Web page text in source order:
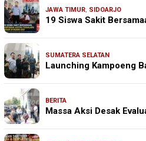
JAWA TIMUR, SIDOARJO
19 Siswa Sakit
SUMATERA SELATAN
Launching Kampoeng
BERITA
Massa Aksi Desak